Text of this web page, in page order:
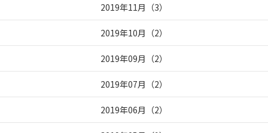
2019年11月 （3）
2019年10月 （2）
2019年09月 （2）
2019年07月 （2）
2019年06月 （2）